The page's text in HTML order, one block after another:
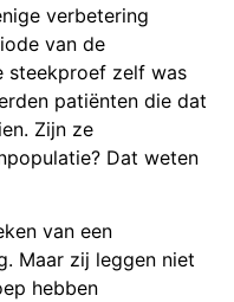
verbetering
van de
steekproef zelf was
patiënten die dat
Zijn ze
Dat weten
van een
Maar zij leggen niet
hebben